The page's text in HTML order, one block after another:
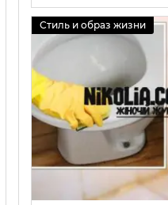
Стиль и образ жизни